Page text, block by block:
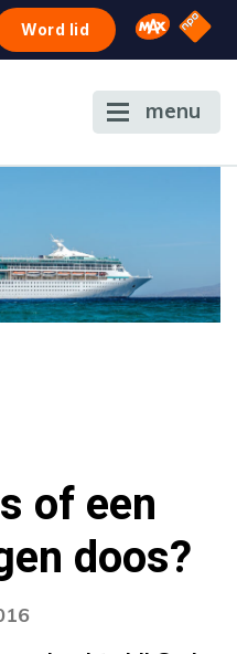
Word lid Omroep
NPO
menu
of een
doos?